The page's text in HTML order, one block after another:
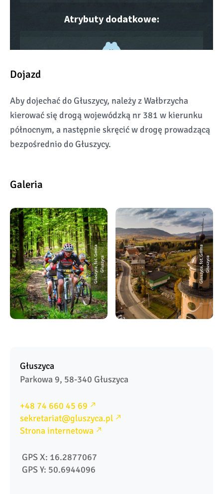
Dojazd
Aby dojechać do Głuszycy, należy z Wałbrzycha
kierować się drogą wojewódzką nr 381 w kierunku
północnym, a następnie skręcić w drogę prowadzącą
bezpośrednio do Głuszycy.
Galeria
G
ł
u
s
z
y
c
a,
f
o
t.
G
mi
n
a
G
ł
u
s
z
y
ca G
ł
u
s
z
y
c
a,
f
o
t.
G
mi
n
a
G
ł
u
s
z
y
ca
Głuszyca
Parkowa 9, 58-340 Głuszyca
+48 74 660 45 69
sekretariat@gluszyca.pl
Strona internetowa
GPS X: 16.2877067
GPS Y: 50.6944096